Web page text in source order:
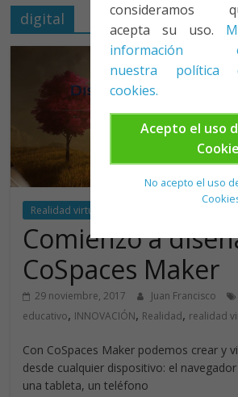
consideramos
acepta su uso.
información
nuestra política
cookies.
Acepto el uso
No acepto el uso
digital
Realidad virtual
Comienzo a
CoSpaces Maker
29 noviembre, 2017 Juan Francisco
educativo, INNOVACIÓN, Realidad, realidad
Con CoSpaces Maker podemos crear y
desde cualquier dispositivo: el
una tableta, un teléfono